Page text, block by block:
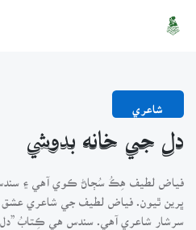
شاعري
دل جي خانه بدوشي
فياض لطيف هِڪُ سُڄاڻ ڪوي آهي ۽ سندس
ڀرين ٿيون. فياض لطيف جي شاعري عشق
سرشار شاعري آهي. سندس هي ڪِتابُ ”دل